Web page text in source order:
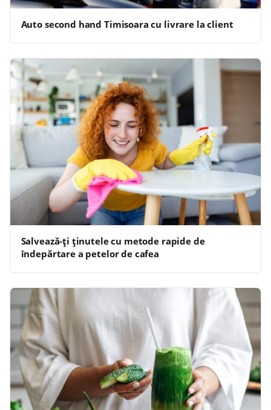
Auto second hand Timisoara cu livrare la client
Salvează-ți ținutele cu metode rapide de
îndepărtare a petelor de cafea